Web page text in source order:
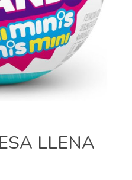
LLENA